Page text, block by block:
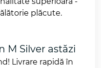
plăcute.
M Silver astăzi
Livrare rapidă în